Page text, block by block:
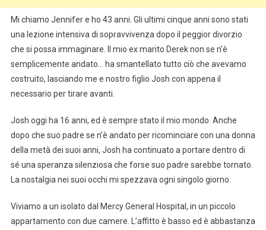
Mi chiamo Jennifer e ho 43 anni. Gli ultimi cinque anni sono stati
una lezione intensiva di sopravvivenza dopo il peggior divorzio
che si possa immaginare. Il mio ex marito Derek non se n’è
semplicemente andato… ha smantellato tutto ciò che avevamo
costruito, lasciando me e nostro figlio Josh con appena il
necessario per tirare avanti.
Josh oggi ha 16 anni, ed è sempre stato il mio mondo. Anche
dopo che suo padre se n’è andato per ricominciare con una donna
della metà dei suoi anni, Josh ha continuato a portare dentro di
sé una speranza silenziosa che forse suo padre sarebbe tornato.
La nostalgia nei suoi occhi mi spezzava ogni singolo giorno.
Viviamo a un isolato dal Mercy General Hospital, in un piccolo
appartamento con due camere. L’affitto è basso ed è abbastanza